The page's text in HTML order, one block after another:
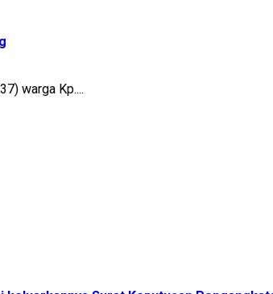
warga Kp....